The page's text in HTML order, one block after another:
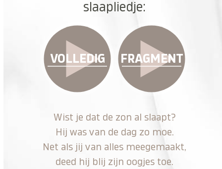
slaapliedje:
VOLLEDIG FRAGMENT
Wist je dat de zon al slaapt?
Hij was van de dag zo moe.
Net als jij van alles meegemaakt,
deed hij blij zijn oogjes toe.